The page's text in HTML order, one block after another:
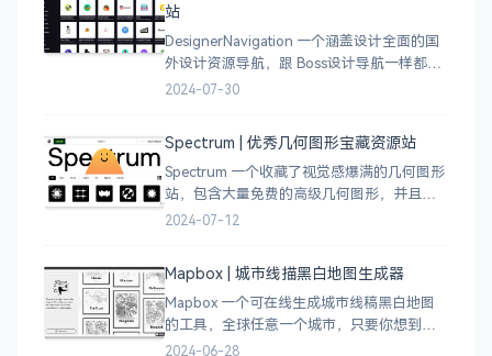
站
DesignerNavigation 一个涵盖设计全面的国
外设计资源导航，跟 Boss设计导航一样都是
分门别类的划分设计灵感、资讯、UI 资源、
2024-07-30
Spectrum | 优秀几何图形宝藏资源站
Spectrum 一个收藏了视觉感爆满的几何图形
站，包含大量免费的高级几何图形，并且每
周都会更新 100 个几何图案，不断的完善能
2024-07-12
Mapbox | 城市线描黑白地图生成器
Mapbox 一个可在线生成城市线稿黑白地图
的工具，全球任意一个城市，只要你想到的
城市，直接搜索城市名称，自动生成该城市
2024-06-28